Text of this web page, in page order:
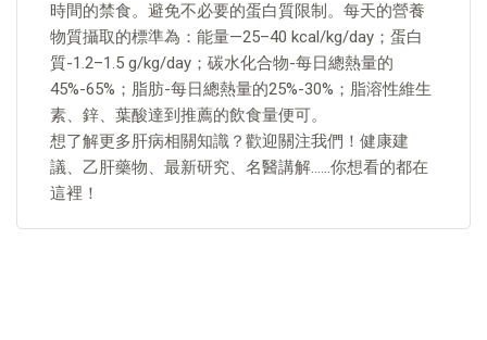
時間的禁食。避免不必要的蛋白質限制。每天的營養
物質攝取的標準為：能量—25–40 kcal/kg/day；蛋白
質-1.2–1.5 g/kg/day；碳水化合物-每日總熱量的
45%-65%；脂肪-每日總熱量的25%-30%；脂溶性維生
素、鋅、葉酸達到推薦的飲食量便可。
想了解更多肝病相關知識？歡迎關注我們！健康建
議、乙肝藥物、最新研究、名醫講解……你想看的都在
這裡！